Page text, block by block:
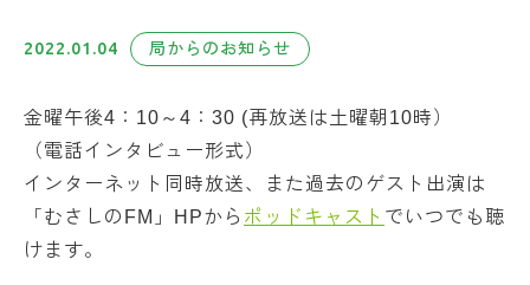
2022.01.04 局からのお知らせ
金曜午後4：10～4：30 (再放送は土曜朝10時）
（電話インタビュー形式）
インターネット同時放送、また過去のゲスト出演は
「むさしのFM」HPから ポッドキャスト でいつでも聴
けます。